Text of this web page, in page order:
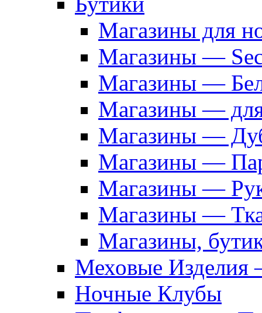
Магазины для
Магазины —
Магазины —
Магазины —
Магазины —
Магазины —
Магазины —
Магазины —
Магазины,
Меховые Изделия
Ночные Клубы